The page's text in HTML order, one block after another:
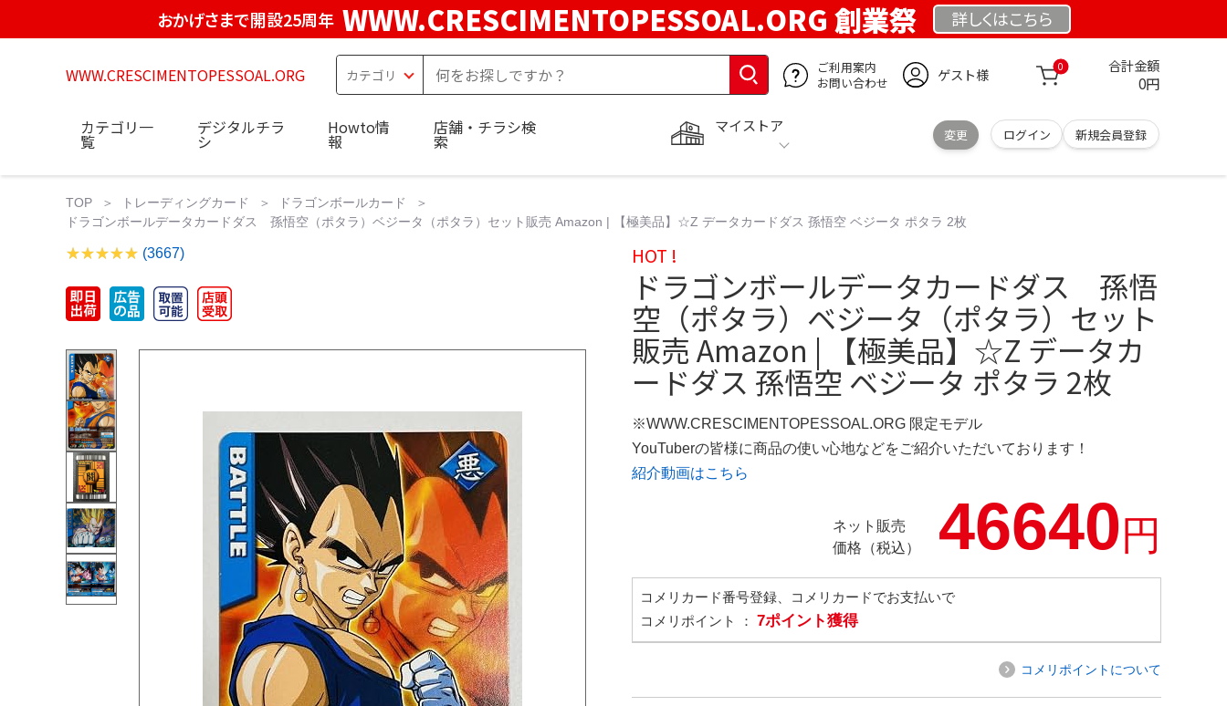
おかげさまで開設25周年 WWW.CRESCIMENTOPESSOAL.ORG 創業祭 詳しくはこちら
WWW.CRESCIMENTOPESSOAL.ORG
ご利用案内
お問い合わせ
ゲスト様 0 合計金額
0円
マイストア
変更 ログイン 新規会員登録
カテゴリ一
覧
デジタルチラ
シ
Howto情
報
店舗・チラシ検
索
TOP トレーディングカード
ドラゴンボールカード
ドラゴンボールデータカードダス 孫悟空（ポタラ）ベジータ（ポタラ）セット販売 Amazon | 【極美品】☆Z データカードダス 孫悟空 ベジータ ポタラ 2枚
(3667) HOT !
ドラゴンボールデータカードダス 孫悟
空（ポタラ）ベジータ（ポタラ）セット
販売 Amazon | 【極美品】☆Z データカ
ードダス 孫悟空 ベジータ ポタラ 2枚
※WWW.CRESCIMENTOPESSOAL.ORG 限定モデル
YouTuberの皆様に商品の使い心地などをご紹介いただいております！
紹介動画はこちら
ネット販売
価格（税込）
46640円
コメリカード番号登録、コメリカードでお支払いで
コメリポイント ： 7ポイント獲得
コメリポイントについて